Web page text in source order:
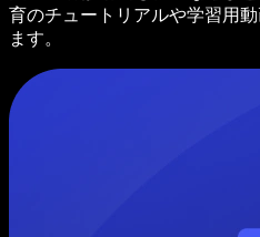
育のチュートリアルや学習用
ます。